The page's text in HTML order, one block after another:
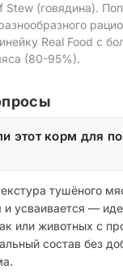
Stew (говядина).
Real Food с
(80-95%).
этот корм для
тушёного
и усваивается —
или животных с
состав без